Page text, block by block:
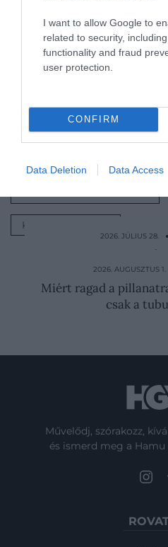
I want to allow Google to
related to security,
functionality and fraud
user protection.
CONFIRM
Data Deletion Data Access
Mégsem lehet
időszakos böjtölés
Ez történik a
hétig böjtölünk
az agyunk is
Nyitókép:Illusztráció/
KONCENTRÁCIÓ
2026. JÚLIUS 28.
5 egyszerű
2026. AUGUSZTUS
Miért ragad a
csak a
Művelődj, szórakozz,
és ismerd meg a